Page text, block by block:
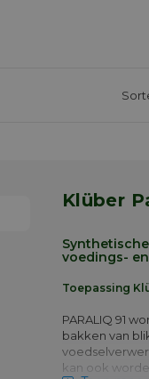
Klüber
voedings-
Toepassing
PARALIQ 91
bakken van
kan ook